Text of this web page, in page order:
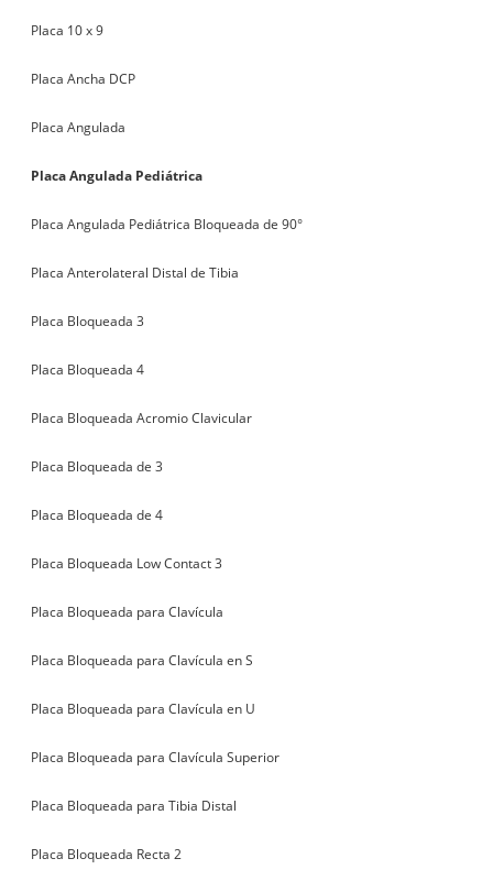
Placa 10 x 9
Placa Ancha DCP
Placa Angulada
Placa Angulada Pediátrica
Placa Angulada Pediátrica Bloqueada de 90°
Placa Anterolateral Distal de Tibia
Placa Bloqueada 3
Placa Bloqueada 4
Placa Bloqueada Acromio Clavicular
Placa Bloqueada de 3
Placa Bloqueada de 4
Placa Bloqueada Low Contact 3
Placa Bloqueada para Clavícula
Placa Bloqueada para Clavícula en S
Placa Bloqueada para Clavícula en U
Placa Bloqueada para Clavícula Superior
Placa Bloqueada para Tibia Distal
Placa Bloqueada Recta 2